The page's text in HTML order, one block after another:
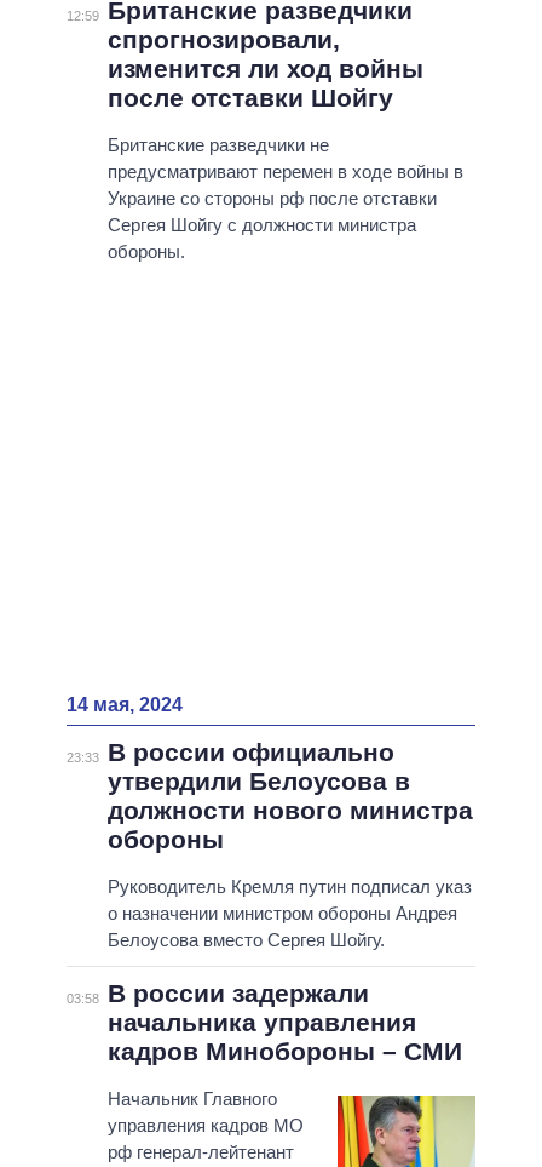
12:59
Британские разведчики
спрогнозировали,
изменится ли ход войны
после отставки Шойгу
Британские разведчики не
предусматривают перемен в ходе войны в
Украине со стороны рф после отставки
Сергея Шойгу с должности министра
обороны.
14 мая, 2024
23:33
В россии официально
утвердили Белоусова в
должности нового министра
обороны
Руководитель Кремля путин подписал указ
о назначении министром обороны Андрея
Белоусова вместо Сергея Шойгу.
03:58
В россии задержали
начальника управления
кадров Минобороны – СМИ
Начальник Главного
управления кадров МО
рф генерал-лейтенант